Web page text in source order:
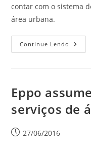
contar com o sistema
área urbana.
Continue Lendo
Eppo
serviços de
27/06/2016